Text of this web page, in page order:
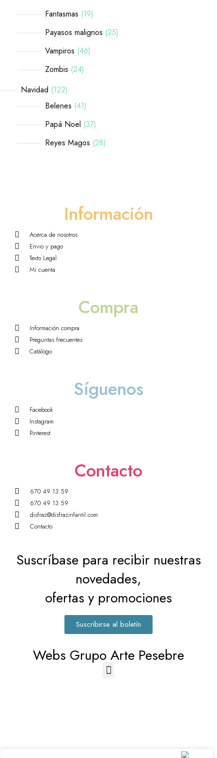
Fantasmas 19
Payasos malignos 25
Vampiros 46
Zombis 24
Navidad 122
Belenes 41
Papá Noel 37
Reyes Magos 28
Información
Acerca de nosotros
Envio y pago
Texto Legal
Mi cuenta
Compra
Información compra
Preguntas frecuentes
Catálogo
Síguenos
Facebook
Instagram
Pinterest
Contacto
670 49 13 59
670 49 13 59
disfraz@disfrazinfantil.com
Contacto
Suscríbase para recibir nuestras
novedades,
ofertas y promociones
Suscribirse al boletín
Webs Grupo Arte Pesebre